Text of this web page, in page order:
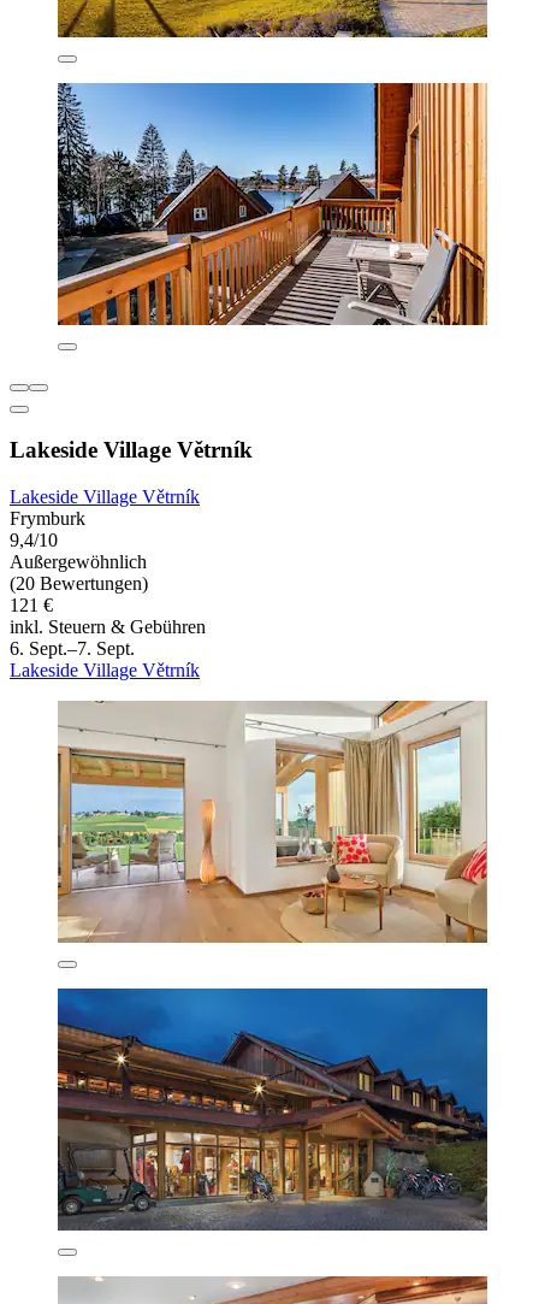
Lakeside Village Větrník
Lakeside Village Větrník
Frymburk
9,4/10
Außergewöhnlich
(20 Bewertungen)
121 €
inkl. Steuern & Gebühren
6. Sept.–7. Sept.
Lakeside Village Větrník